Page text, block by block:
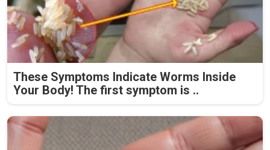
These Symptoms Indicate Worms Inside
Your Body! The first symptom is ..